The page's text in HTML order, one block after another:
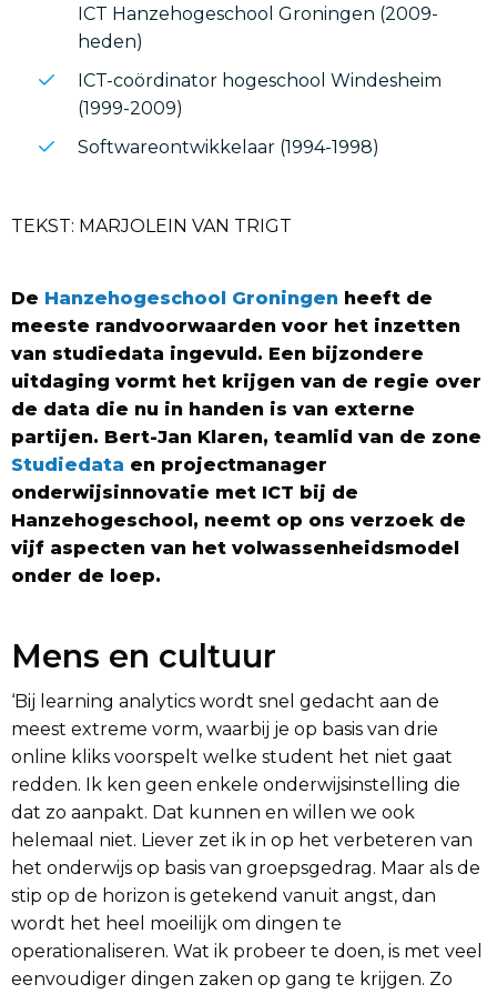
ICT Hanzehogeschool Groningen (2009-
heden)
ICT-coördinator hogeschool Windesheim
(1999-2009)
Softwareontwikkelaar (1994-1998)
TEKST: MARJOLEIN VAN TRIGT
De Hanzehogeschool Groningen heeft de
meeste randvoorwaarden voor het inzetten
van studiedata ingevuld. Een bijzondere
uitdaging vormt het krijgen van de regie over
de data die nu in handen is van externe
partijen. Bert-Jan Klaren, teamlid van de zone
Studiedata en projectmanager
onderwijsinnovatie met ICT bij de
Hanzehogeschool, neemt op ons verzoek de
vijf aspecten van het volwassenheidsmodel
onder de loep.
Mens en cultuur
‘Bij learning analytics wordt snel gedacht aan de
meest extreme vorm, waarbij je op basis van drie
online kliks voorspelt welke student het niet gaat
redden. Ik ken geen enkele onderwijsinstelling die
dat zo aanpakt. Dat kunnen en willen we ook
helemaal niet. Liever zet ik in op het verbeteren van
het onderwijs op basis van groepsgedrag. Maar als de
stip op de horizon is getekend vanuit angst, dan
wordt het heel moeilijk om dingen te
operationaliseren. Wat ik probeer te doen, is met veel
eenvoudiger dingen zaken op gang te krijgen. Zo